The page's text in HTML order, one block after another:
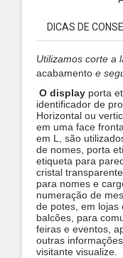
DICAS DE
Utilizamos corte a
acabamento e
O display porta
identificador de
Horizontal ou
em uma face
em L, são
de nomes, porta
etiqueta para
cristal
para nomes e
numeração de
de potes, em lojas
balcões, para
feiras e eventos,
outras
visitante visualize.